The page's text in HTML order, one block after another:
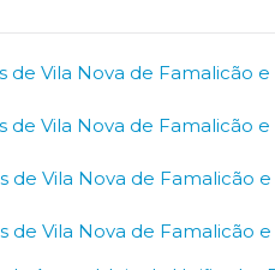
de Vila Nova de Famalicão
de Vila Nova de Famalicão
de Vila Nova de Famalicão
de Vila Nova de Famalicão